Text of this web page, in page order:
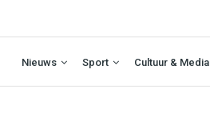
Nieuws Sport Cultuur & Media